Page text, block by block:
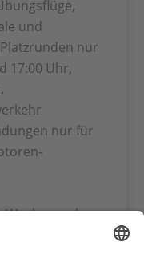
und
nur
17:00 Uhr,
nur für
Wochenende